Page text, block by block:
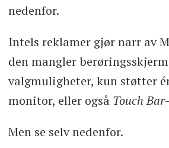
nedenfor.
Intels reklamer gjør narr av
den mangler
valgmuligheter, kun støtter
monitor, eller også Touch Bar
Men se selv nedenfor.